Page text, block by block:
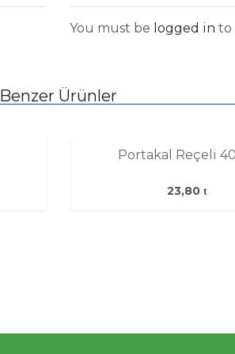
You must be logged in to
Benzer Ürünler
Portakal Reçeli
23,80